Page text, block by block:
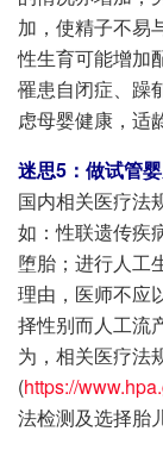
加，使精子不易
性生育可能增加
罹患自闭症、躁
虑母婴健康，适
迷思5：做试管
国内相关医疗法
如：性联遗传疾
堕胎；进行人工
理由，医师不应
择性别而人工流
为，相关医疗法
(https://
法检测及选择胎